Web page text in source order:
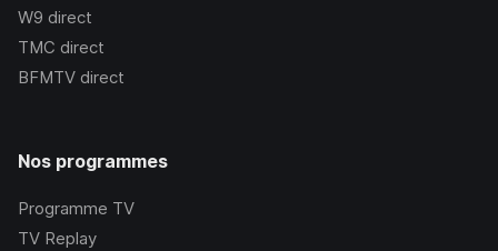
W9 direct
TMC direct
BFMTV direct
Nos programmes
Programme TV
TV Replay